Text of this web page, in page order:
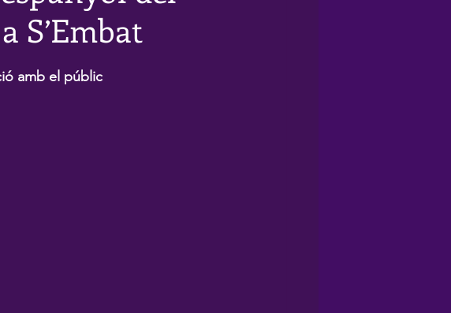
S’Embat
amb el públic